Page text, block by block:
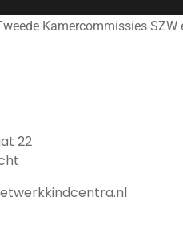
Kamercommissies
22